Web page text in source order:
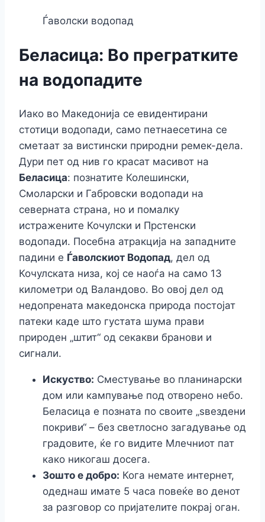
Ѓаволски водопад
Беласица: Во прегратките
на водопадите
Иако во Македонија се евидентирани
стотици водопади, само петнаесетина се
сметаат за вистински природни ремек-дела.
Дури пет од нив го красат масивот на
Беласица: познатите Колешински,
Смоларски и Габровски водопади на
северната страна, но и помалку
истражените Кочулски и Прстенски
водопади. Посебна атракција на западните
падини е Ѓаволскиот Водопад, дел од
Кочулската низа, кој се наоѓа на само 13
километри од Валандово. Во овој дел од
недопрената македонска природа постојат
патеки каде што густата шума прави
природен „штит“ од секакви бранови и
сигнали.
Искуство: Сместување во планинарски
дом или кампување под отворено небо.
Беласица е позната по своите „ѕвездени
покриви“ – без светлосно загадување од
градовите, ќе го видите Млечниот пат
како никогаш досега.
Зошто е добро: Кога немате интернет,
одеднаш имате 5 часа повеќе во денот
за разговор со пријателите покрај оган.